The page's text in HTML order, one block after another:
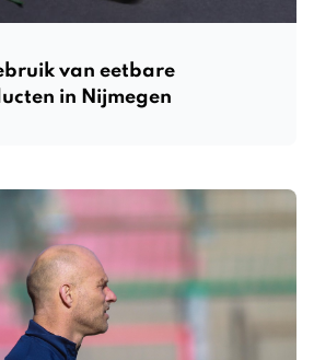
van eetbare
in Nijmegen